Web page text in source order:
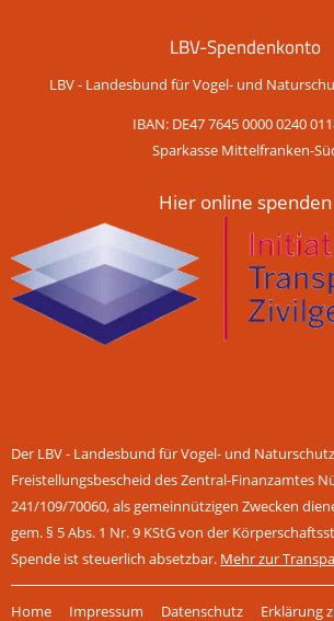
LBV-Spendenkonto
LBV - Landesbund für Vogel- und
IBAN: DE47 7645 0000 0240
Sparkasse Mittelfranken-
Hier online spenden
Der LBV - Landesbund für Vogel- und
Freistellungsbescheid des Zentral-Finanzamtes
241/109/70060, als gemeinnützigen Zwecken
gem. § 5 Abs. 1 Nr. 9 KStG von der
Spende ist steuerlich absetzbar. Mehr zur
Home Impressum Datenschutz Erklärung